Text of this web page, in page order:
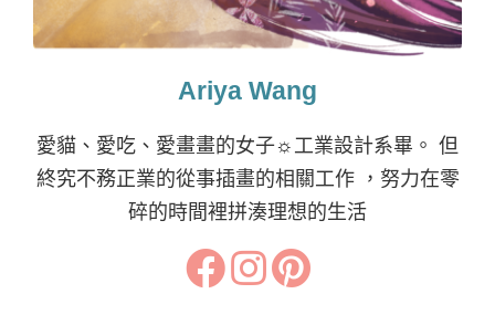
Ariya Wang
愛貓、愛吃、愛畫畫的女子☼工業設計系畢。 但
終究不務正業的從事插畫的相關工作 ，努力在零
碎的時間裡拼湊理想的生活